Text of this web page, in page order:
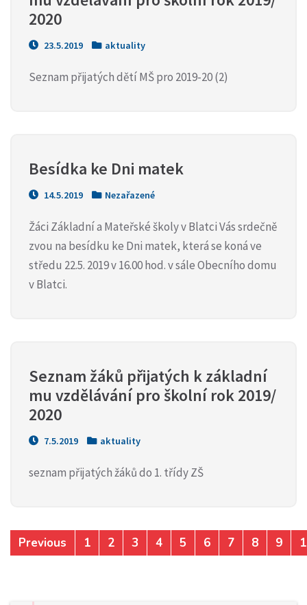
2020
23.5.2019 aktuality
Seznam přijatých dětí MŠ pro 2019-20 (2)
Besídka ke Dni matek
14.5.2019 Nezařazené
Žáci Základní a Mateřské školy v Blatci Vás srdečně
zvou na besídku ke Dni matek, která se koná ve
středu 22.5. 2019 v 16.00 hod. v sále Obecního domu
v Blatci.
Seznam žáků přijatých k základní
mu vzdělávání pro školní rok 2019/
2020
7.5.2019 aktuality
seznam přijatých žáků do 1. třídy ZŠ
Previous 1 2 3 4 5 6 7 8 9